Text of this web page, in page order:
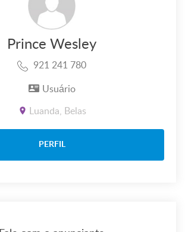
Prince Wesley
921 241 780
Usuário
Luanda, Belas
PERFIL